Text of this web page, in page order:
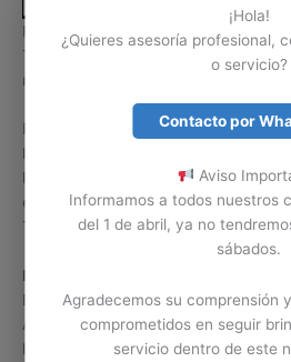
Hay daños o problemas de los
TravelMate 200 que se solucionan
mantenimiento a su ventilador interno.
Problemas como recalentamiento,
lentitud, son algunos de los errores o
la falla del ventilador o suciedad en
expertos en mantenimiento y
TravelMate 200 en Colombia.
Limpiar por cuenta propia.
Es importante tener claro que la
Acer TravelMate 200 no se puede
los conocimientos y la herramienta
¡Hola!
¿Quieres asesoría profesional,
o servicio?
Contacto por
Aviso
Informamos a todos nuestros
del 1 de abril, ya no
sábados.
Agradecemos su comprensión
comprometidos en seguir
servicio dentro de este